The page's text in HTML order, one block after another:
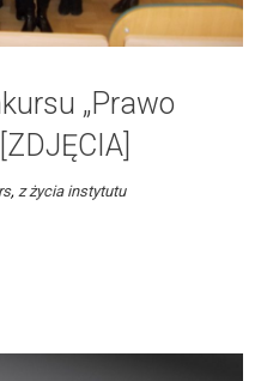
„Prawo
, z życia instytutu